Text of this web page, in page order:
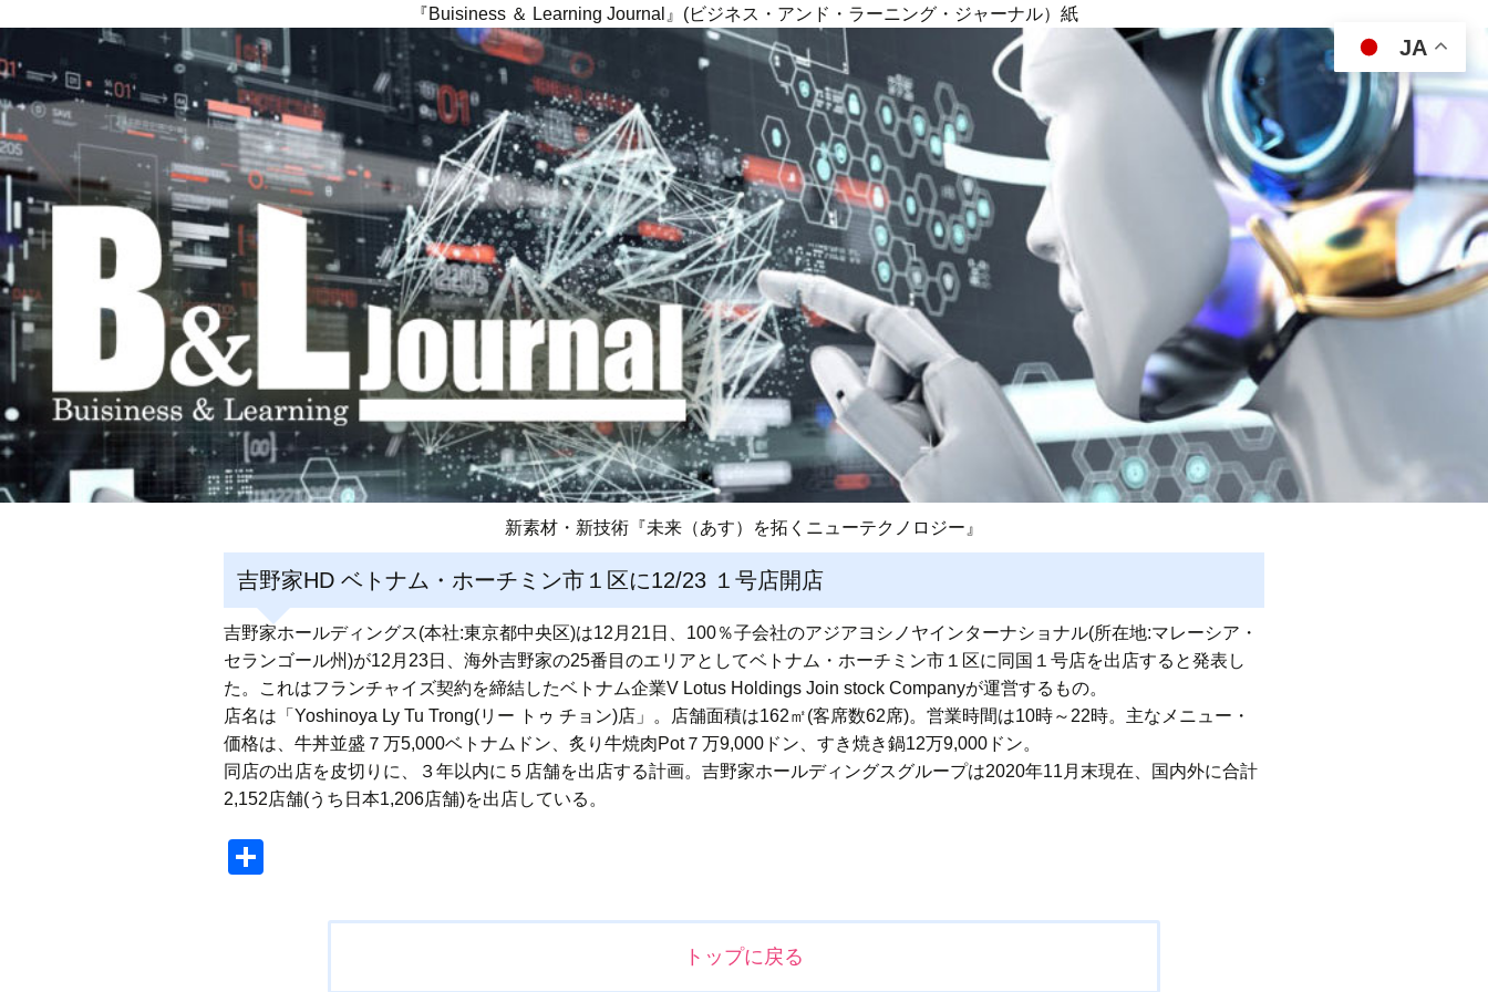
『Buisiness ＆ Learning Journal』(ビジネス・アンド・ラーニング・ジャーナル）紙
新素材・新技術『未来（あす）を拓くニューテクノロジー』
吉野家HD ベトナム・ホーチミン市１区に12/23 １号店開店
吉野家ホールディングス(本社:東京都中央区)は12月21日、100％子会社のアジアヨシノヤインターナショナル(所在地:マレーシア・
セランゴール州)が12月23日、海外吉野家の25番目のエリアとしてベトナム・ホーチミン市１区に同国１号店を出店すると発表し
た。これはフランチャイズ契約を締結したベトナム企業V Lotus Holdings Join stock Companyが運営するもの。
店名は「Yoshinoya Ly Tu Trong(リー トゥ チョン)店」。店舗面積は162㎡(客席数62席)。営業時間は10時～22時。主なメニュー・
価格は、牛丼並盛７万5,000ベトナムドン、炙り牛焼肉Pot７万9,000ドン、すき焼き鍋12万9,000ドン。
同店の出店を皮切りに、３年以内に５店舗を出店する計画。吉野家ホールディングスグループは2020年11月末現在、国内外に合計
2,152店舗(うち日本1,206店舗)を出店している。
トップに戻る
JA